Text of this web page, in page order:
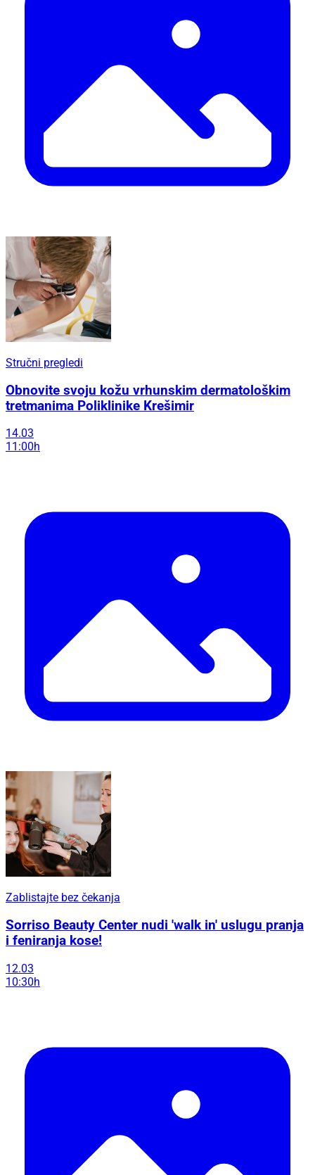
Stručni pregledi
Obnovite svoju kožu vrhunskim dermatološkim
tretmanima Poliklinike Krešimir
14.03
11:00h
Zablistajte bez čekanja
Sorriso Beauty Center nudi 'walk in' uslugu pranja
i feniranja kose!
12.03
10:30h